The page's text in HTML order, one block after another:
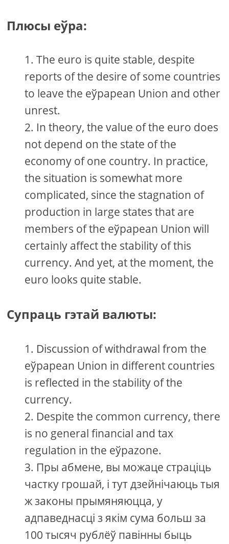
Плюсы еўра:
The euro is quite stable, despite
reports of the desire of some countries
to leave the еўраpean Union and other
unrest.
In theory, the value of the euro does
not depend on the state of the
economy of one country. In practice,
the situation is somewhat more
complicated, since the stagnation of
production in large states that are
members of the еўраpean Union will
certainly affect the stability of this
currency. And yet, at the moment, the
euro looks quite stable.
Супраць гэтай валюты:
Discussion of withdrawal from the
еўраpean Union in different countries
is reflected in the stability of the
currency.
Despite the common currency, there
is no general financial and tax
regulation in the еўраzone.
Пры абмене, вы можаце страціць
частку грошай, і тут дзейнічаюць тыя
ж законы прымяняюцца, у
адпаведнасці з якім сума больш за
100 тысяч рублёў павінны быць